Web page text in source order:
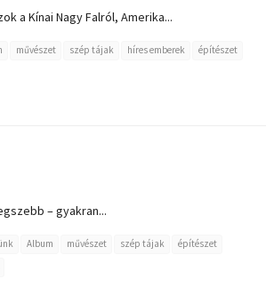
a Kínai Nagy Falról, Amerika...
művészet szép tájak híres emberek
építészet
– gyakran...
Album művészet szép tájak
építészet